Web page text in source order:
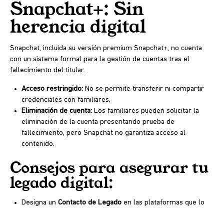
Snapchat+: Sin
herencia digital
Snapchat, incluida su versión premium Snapchat+, no cuenta
con un sistema formal para la gestión de cuentas tras el
fallecimiento del titular.
Acceso restringido:No se permite transferir ni compartir
credenciales con familiares.
Eliminación de cuenta:Los familiares pueden solicitar la
eliminación de la cuenta presentando prueba de
fallecimiento, pero Snapchat no garantiza acceso al
contenido.
Consejos para asegurar tu
legado digital:
Designa un Contacto de Legadoen las plataformas que lo